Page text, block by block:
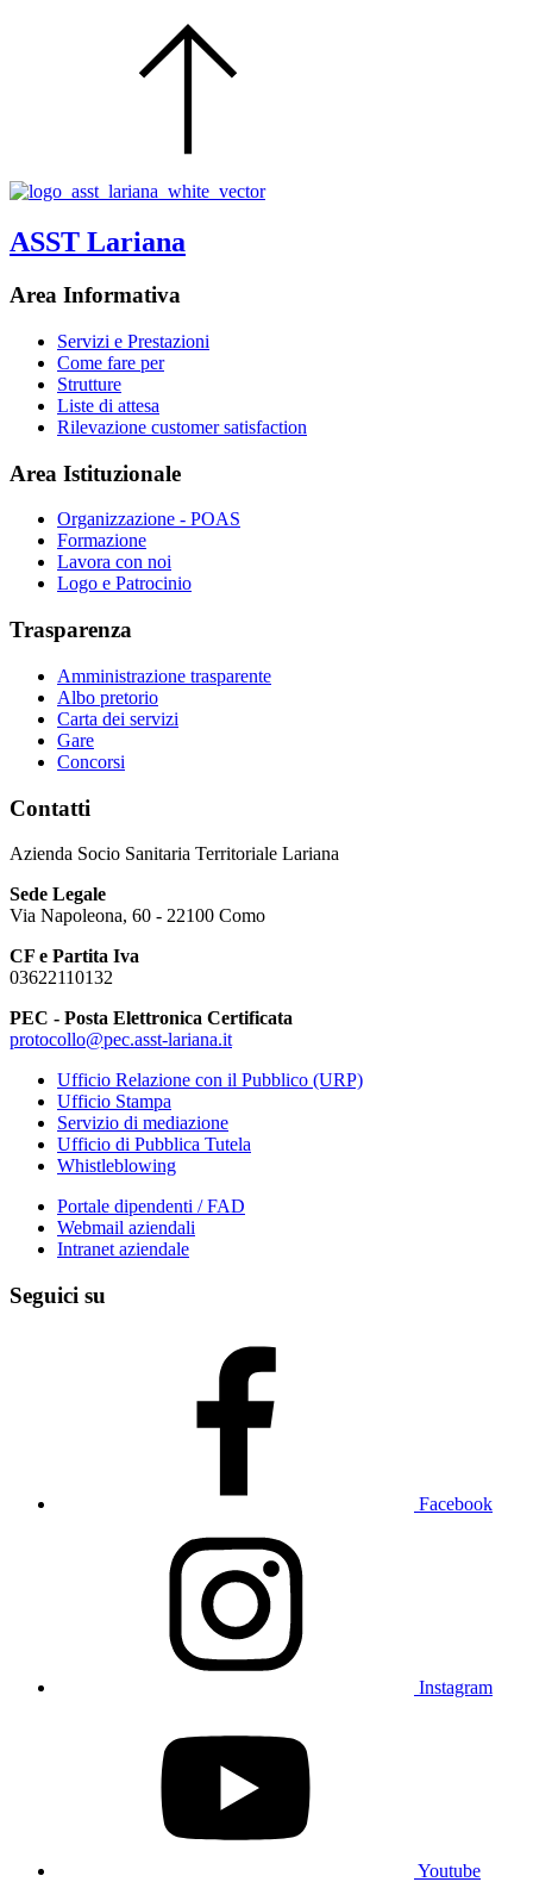
ASST Lariana
Area Informativa
Servizi e Prestazioni
Come fare per
Strutture
Liste di attesa
Rilevazione customer satisfaction
Area Istituzionale
Organizzazione - POAS
Formazione
Lavora con noi
Logo e Patrocinio
Trasparenza
Amministrazione trasparente
Albo pretorio
Carta dei servizi
Gare
Concorsi
Contatti
Azienda Socio Sanitaria Territoriale Lariana
Sede Legale
Via Napoleona, 60 - 22100 Como
CF e Partita Iva
03622110132
PEC - Posta Elettronica Certificata
protocollo@pec.asst-lariana.it
Ufficio Relazione con il Pubblico (URP)
Ufficio Stampa
Servizio di mediazione
Ufficio di Pubblica Tutela
Whistleblowing
Portale dipendenti / FAD
Webmail aziendali
Intranet aziendale
Seguici su
Facebook
Instagram
Youtube